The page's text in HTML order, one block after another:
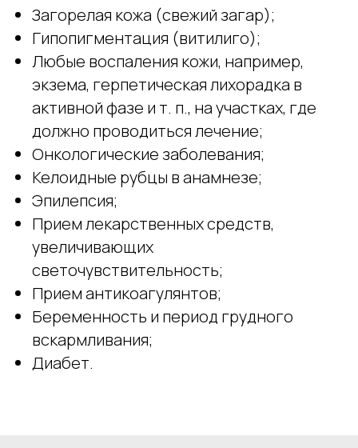
Загорелая кожа (свежий загар);
Гипопигментация (витилиго);
Любые воспаления кожи, например,
экзема, герпетическая лихорадка в
активной фазе и т. п., на участках, где
должно проводиться лечение;
Онкологические заболевания;
Келоидные рубцы в анамнезе;
Эпилепсия;
Прием лекарственных средств,
увеличивающих
светочувствительность;
Прием антикоагулянтов;
Беременность и период грудного
вскармливания;
Диабет.